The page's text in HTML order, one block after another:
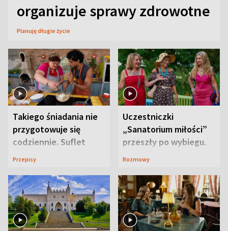
organizuje sprawy zdrowotne
Planuję długie życie
Takiego śniadania nie
przygotowuje się
codziennie. Suflet
serowy zachwyca
Przepisy
Uczestniczki
„Sanatorium miłości”
przeszły po wybiegu.
Te stylizacje
Rozmowy